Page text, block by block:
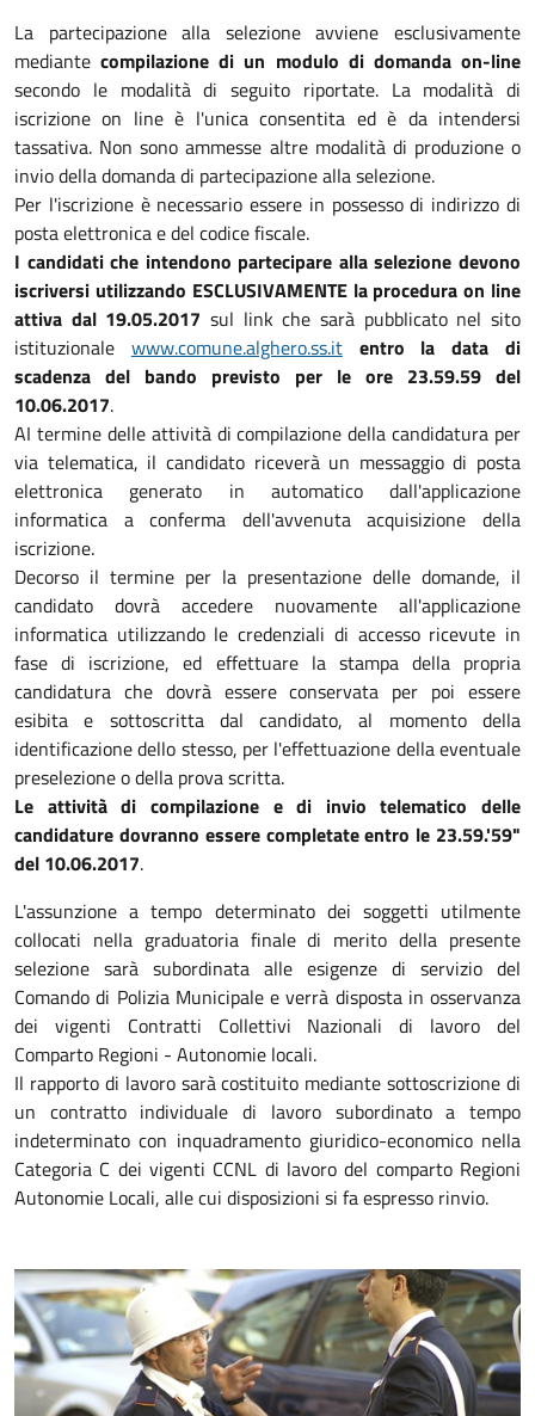
La partecipazione alla selezione avviene esclusivamente
mediantecompilazione di un modulo di domanda on-line
secondo le modalità di seguito riportate. La modalità di
iscrizione on line è l'unica consentita ed è da intendersi
tassativa. Non sono ammesse altre modalità di produzione o
invio della domanda di partecipazione alla selezione.
Per l'iscrizione è necessario essere in possesso di indirizzo di
posta elettronica e del codice fiscale.
I candidati che intendono partecipare alla selezione devono
iscriversi utilizzando ESCLUSIVAMENTE la procedura on line
attiva dal 19.05.2017 sul link che sarà pubblicato nel sito
istituzionale www.comune.alghero.ss.it entro la data di
scadenza del bando previsto per le ore 23.59.59 del
10.06.2017.
AI termine delle attività di compilazione della candidatura per
via telematica, il candidato riceverà un messaggio di posta
elettronica generato in automatico dall'applicazione
informatica a conferma dell'avvenuta acquisizione della
iscrizione.
Decorso il termine per la presentazione delle domande, il
candidato dovrà accedere nuovamente all'applicazione
informatica utilizzando le credenziali di accesso ricevute in
fase di iscrizione, ed effettuare la stampa della propria
candidatura che dovrà essere conservata per poi essere
esibita e sottoscritta dal candidato, al momento della
identificazione dello stesso, per l'effettuazione della eventuale
preselezione o della prova scritta.
Le attività di compilazione e di invio telematico delle
candidature dovranno essere completate entro le 23.59.'59"
del 10.06.2017.
L'assunzione a tempo determinato dei soggetti utilmente
collocati nella graduatoria finale di merito della presente
selezione sarà subordinata alle esigenze di servizio del
Comando di Polizia Municipale e verrà disposta in osservanza
dei vigenti Contratti Collettivi Nazionali di lavoro del
Comparto Regioni - Autonomie locali.
Il rapporto di lavoro sarà costituito mediante sottoscrizione di
un contratto individuale di lavoro subordinato a tempo
indeterminato con inquadramento giuridico-economico nella
Categoria C dei vigenti CCNL di lavoro del comparto Regioni
Autonomie Locali, alle cui disposizioni si fa espresso rinvio.